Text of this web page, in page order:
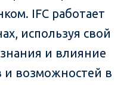
IFC работает
используя свой
и влияние
и возможностей в